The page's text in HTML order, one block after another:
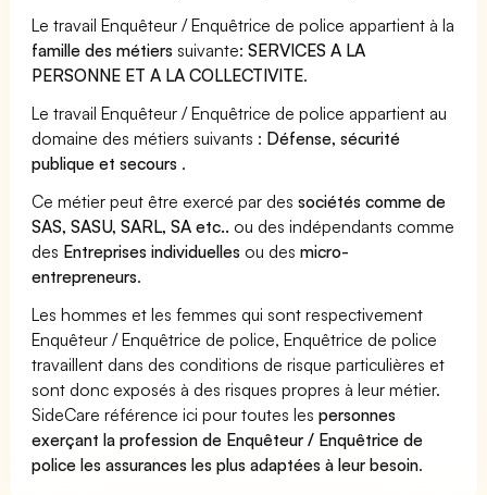
Le travail Enquêteur / Enquêtrice de police appartient à la
famille des métiers suivante:SERVICES A LA
PERSONNE ET A LA COLLECTIVITE.
Le travail Enquêteur / Enquêtrice de police appartient au
domaine des métiers suivants : Défense, sécurité
publique et secours .
Ce métier peut être exercé par dessociétés comme de
SAS, SASU, SARL, SA etc.. ou des indépendants comme
des Entreprises individuelles ou desmicro-
entrepreneurs.
Les hommes et les femmes qui sont respectivement
Enquêteur / Enquêtrice de police, Enquêtrice de police
travaillent dans des conditions de risque particulières et
sont donc exposés à des risques propres à leur métier.
SideCare référence ici pour toutes lespersonnes
exerçant la profession de Enquêteur / Enquêtrice de
police les assurances les plus adaptées à leur besoin.